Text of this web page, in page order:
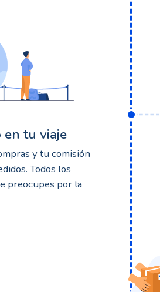
tu viaje
y tu comisión
Todos los
preocupes por la